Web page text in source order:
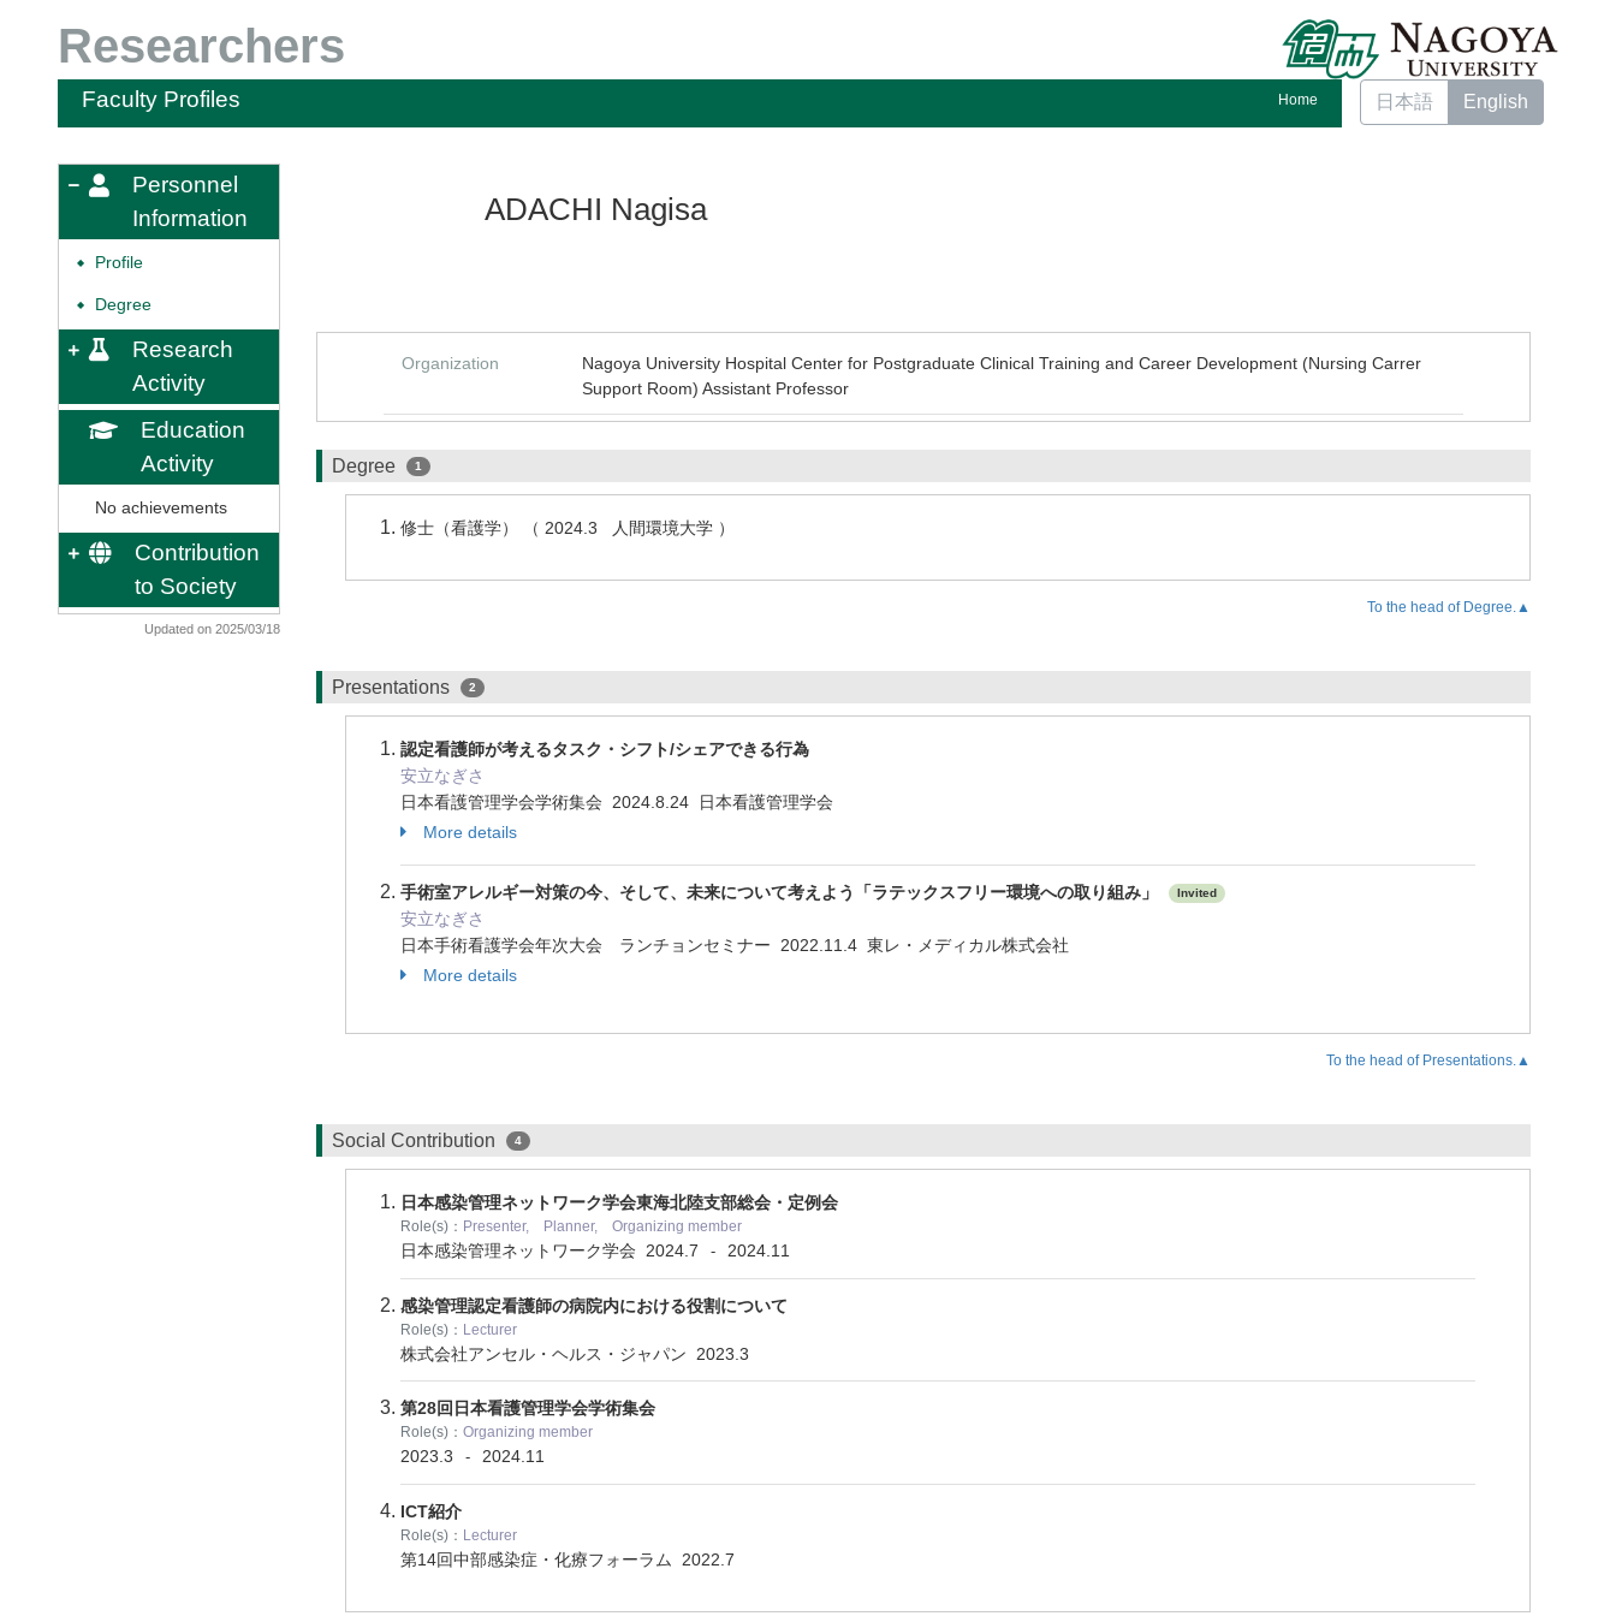
Researchers
Faculty Profiles Home 日本語 English
Personnel
Information
◆ Profile
◆ Degree
Research
Activity
Education
Activity
No achievements
Contribution
to Society
Updated on 2025/03/18
ADACHI Nagisa
Organization
Nagoya University Hospital Center for Postgraduate Clinical Training and Career Development (Nursing Carrer
Support Room) Assistant Professor
Degree 1
修士（看護学） （ 2024.3 人間環境大学 ）
To the head of Degree.▲
Presentations 2
認定看護師が考えるタスク・シフト/シェアできる行為
安立なぎさ
日本看護管理学会学術集会 2024.8.24 日本看護管理学会
More details
手術室アレルギー対策の今、そして、未来について考えよう「ラテックスフリー環境への取り組み」 Invited
安立なぎさ
日本手術看護学会年次大会 ランチョンセミナー 2022.11.4 東レ・メディカル株式会社
More details
To the head of Presentations.▲
Social Contribution 4
日本感染管理ネットワーク学会東海北陸支部総会・定例会
Role(s)： Presenter, Planner, Organizing member
日本感染管理ネットワーク学会 2024.7 - 2024.11
感染管理認定看護師の病院内における役割について
Role(s)： Lecturer
株式会社アンセル・ヘルス・ジャパン 2023.3
第28回日本看護管理学会学術集会
Role(s)： Organizing member
2023.3 - 2024.11
ICT紹介
Role(s)： Lecturer
第14回中部感染症・化療フォーラム 2022.7